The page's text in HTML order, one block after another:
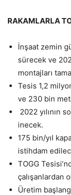
RAKAMLARLA
İnşaat zemin
sürecek ve
montajları
Tesis 1,2
ve 230 bin
2022 yılının
inecek.
175 bin/yıl
istihdam
TOGG
çalışanlardan
Üretim